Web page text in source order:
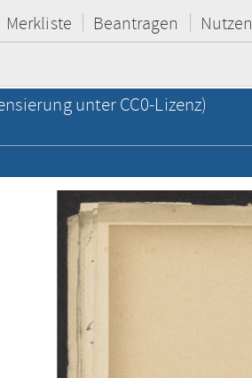
Merkliste Beantragen Nutzen
unter CC0-Lizenz)